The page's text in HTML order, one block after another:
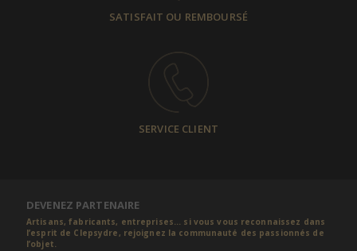
SATISFAIT OU REMBOURSÉ
SERVICE CLIENT
DEVENEZ PARTENAIRE
Artisans, fabricants, entreprises... si vous vous reconnaissez dans
l’esprit de Clepsydre, rejoignez la communauté des passionnés de
l’objet.